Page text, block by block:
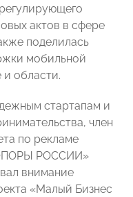
актов в сфере
поделилась
мобильной
области.
стартапам и
член
по рекламе
РОССИИ»
внимание
«Малый Бизнес